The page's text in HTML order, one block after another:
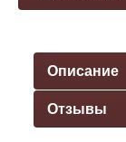
Описание
Отзывы